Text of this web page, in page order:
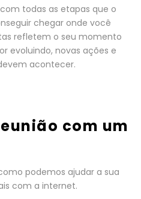
todas as etapas que o
chegar onde você
refletem o seu momento
evoluindo, novas ações e
acontecer.
com um
podemos ajudar a sua
com a internet.